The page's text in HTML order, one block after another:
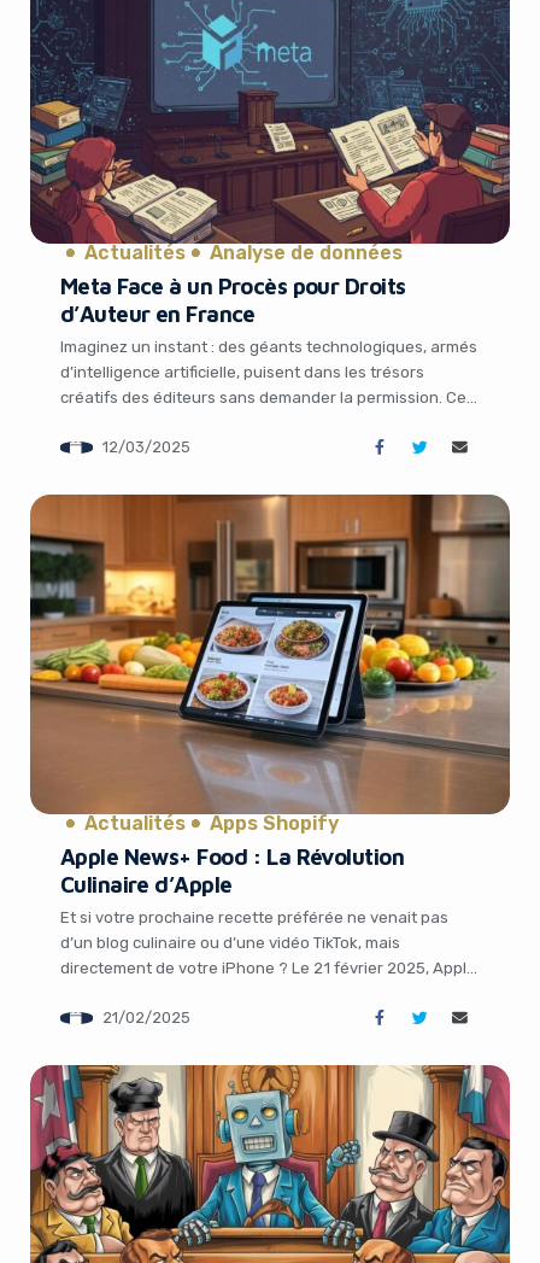
Actualités Analyse de données
Meta Face à un Procès pour Droits
d’Auteur en France
Imaginez un instant : des géants technologiques, armés
d’intelligence artificielle, puisent dans les trésors
créatifs des éditeurs sans demander la permission. Cela
reste pas théorique. Le 12 mars 2025, une nouvelle
des réseaux sociaux, est […]
12/03/2025
Actualités Apps Shopify
Apple News+ Food : La Révolution
Culinaire d’Apple
Et si votre prochaine recette préférée ne venait pas
d’un blog culinaire ou d’une vidéo TikTok, mais
directement de votre iPhone ? Le 21 février 2025, Apple
annonçant **Apple News+ Food**, une nouvelle
Apple News+. Prévue pour avril avec les mises […]
21/02/2025
It looks like you're
using an ad-blocker!